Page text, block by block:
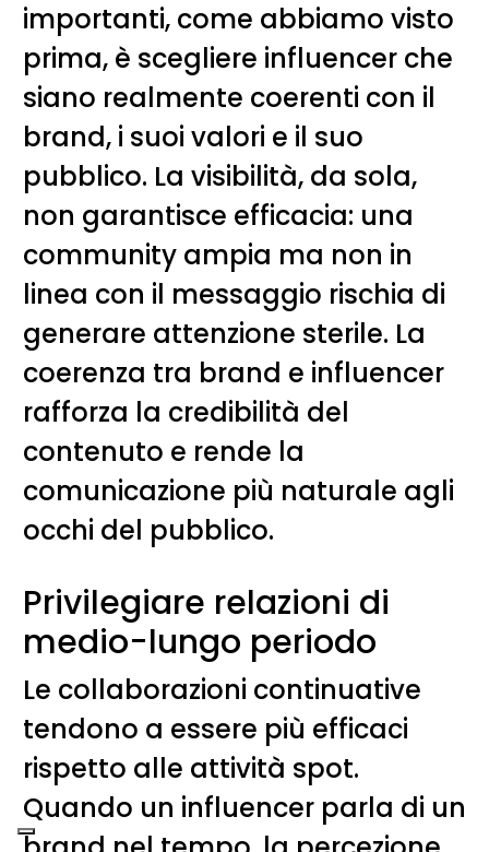
importanti, come abbiamo visto
prima, è scegliere influencer che
siano realmente coerenti con il
brand, i suoi valori e il suo
pubblico. La visibilità, da sola,
non garantisce efficacia: una
community ampia ma non in
linea con il messaggio rischia di
generare attenzione sterile. La
coerenza tra brand e influencer
rafforza la credibilità del
contenuto e rende la
comunicazione più naturale agli
occhi del pubblico.
Privilegiare relazioni di
medio-lungo periodo
Le collaborazioni continuative
tendono a essere più efficaci
rispetto alle attività spot.
Quando un influencer parla di un